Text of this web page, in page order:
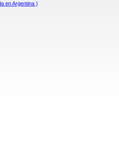
en Argentina )